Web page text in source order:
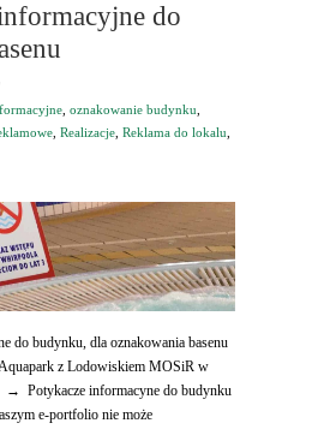
do
oznakowanie budynku
Realizacje Reklama do lokalu
do budynku, dla oznakowania basenu
z Lodowiskiem MOSiR w
→ Potykacze informacyne do budynku
e-portfolio nie może